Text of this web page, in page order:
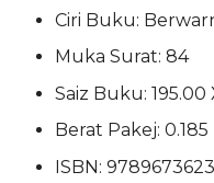
Ciri Buku:
Muka Surat: 84
Saiz Buku:
Berat Pakej: 0.185
ISBN: